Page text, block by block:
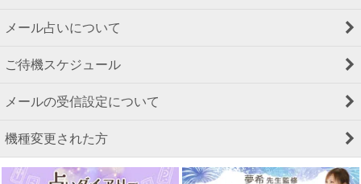
メール占いについて
ご待機スケジュール
メールの受信設定について
機種変更された方